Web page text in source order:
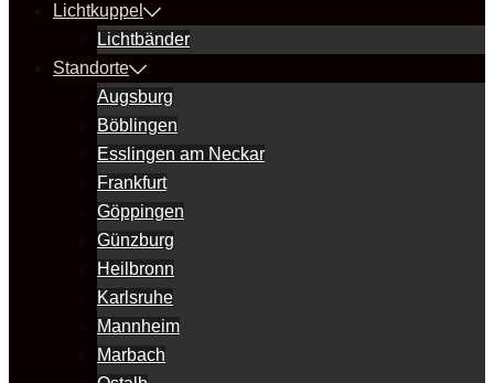
Lichtkuppel
Lichtbänder
Standorte
Augsburg
Böblingen
Esslingen am Neckar
Frankfurt
Göppingen
Günzburg
Heilbronn
Karlsruhe
Mannheim
Marbach